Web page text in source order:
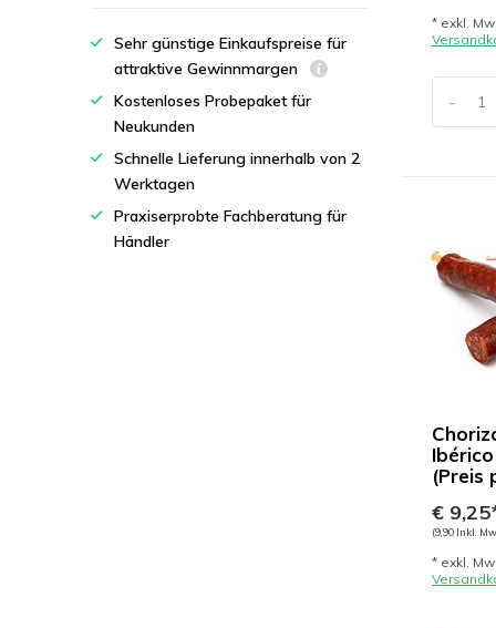
* exkl.
-
(Preis
€
(9,90 Inkl.
* exkl.
Sehr günstige Einkaufspreise für
attraktive Gewinnmargen
Kostenloses Probepaket für
Neukunden
Schnelle Lieferung innerhalb von 2
Werktagen
Praxiserprobte Fachberatung für
Händler